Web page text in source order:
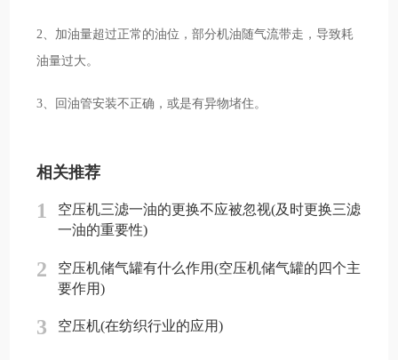
2、加油量超过正常的油位，部分机油随气流带走，导致耗
油量过大。
3、回油管安装不正确，或是有异物堵住。
相关推荐
1
空压机三滤一油的更换不应被忽视(及时更换三滤
一油的重要性)
2
空压机储气罐有什么作用(空压机储气罐的四个主
要作用)
3 空压机(在纺织行业的应用)